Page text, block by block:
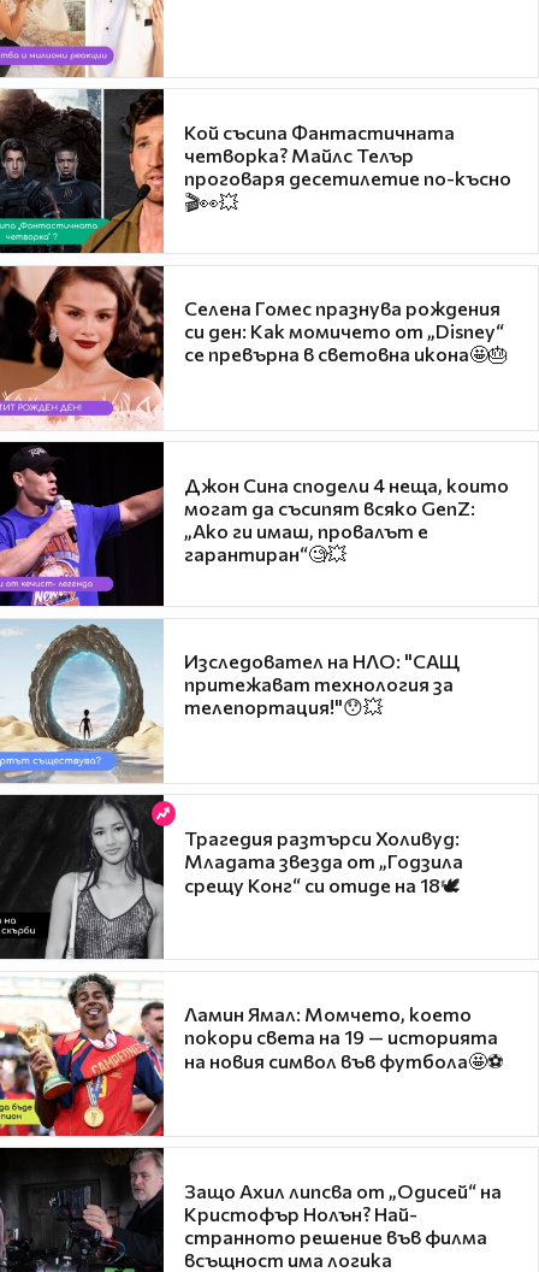
Кой съсипа Фантастичната
четворка? Майлс Телър
проговаря десетилетие по-късно
🎬👀💥
Селена Гомес празнува рождения
си ден: Как момичето от „Disney“
се превърна в световна икона🤩🎂
Джон Сина сподели 4 неща, които
могат да съсипят всяко GenZ:
„Ако ги имаш, провалът е
гарантиран“🧐💥
Изследовател на НЛО: "САЩ
притежават технология за
телепортация!"😯💥
Трагедия разтърси Холивуд:
Младата звезда от „Годзила
срещу Конг“ си отиде на 18🕊️
Ламин Ямал: Момчето, което
покори света на 19 — историята
на новия символ във футбола🤩⚽
Защо Ахил липсва от „Одисей“ на
Кристофър Нолън? Най-
странното решение във филма
всъщност има логика